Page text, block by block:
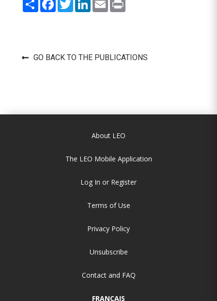
GO BACK TO THE PUBLICATIONS
About LEO
The LEO Mobile Application
Log In or Register
Terms of Use
Privacy Policy
Unsubscribe
Contact and FAQ
FRANÇAIS